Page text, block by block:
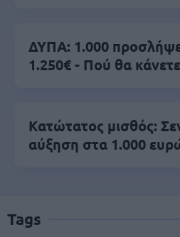
ΔΥΠΑ: 1.000
1.250€ - Πού θα
Κατώτατος μισθός:
αύξηση στα 1.000
Tags